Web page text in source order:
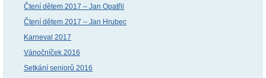
Čtení dětem 2017 – Jan Opatřil
Čtení dětem 2017 – Jan Hrubec
Karneval 2017
Vánočníček 2016
Setkání seniorů 2016